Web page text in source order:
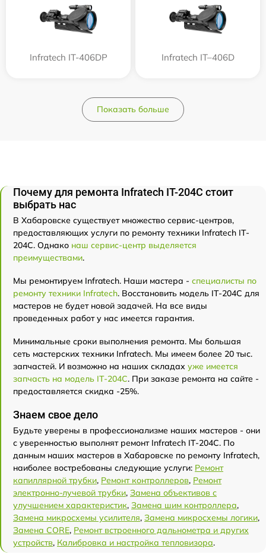
Infratech IT-406DP Infratech IT–406D
Показать больше
Почему для ремонта Infratech IT-204C стоит
выбрать нас
В Хабаровске существует множество сервис-центров,
предоставляющих услуги по ремонту техники Infratech IT-
204C. Однако наш сервис-центр выделяется
преимуществами.
Мы ремонтируем Infratech. Наши мастера - специалисты по
ремонту техники Infratech. Восстановить модель IT-204C для
мастеров не будет новой задачей. На все виды
проведенных работ у нас имеется гарантия.
Минимальные сроки выполнения ремонта. Мы большая
сеть мастерских техники Infratech. Мы имеем более 20 тыс.
запчастей. И возможно на наших складах уже имеется
запчасть на модель IT-204C. При заказе ремонта на сайте -
предоставляется скидка -25%.
Знаем свое дело
Будьте уверены в профессионализме наших мастеров - они
с уверенностью выполнят ремонт Infratech IT-204C. По
данным наших мастеров в Хабаровске по ремонту Infratech,
наиболее востребованы следующие услуги: Ремонт
капиллярной трубки, Ремонт контроллеров, Ремонт
электронно-лучевой трубки, Замена объективов с
улучшением характеристик, Замена шим контроллера,
Замена микросхемы усилителя, Замена микросхемы логики,
Замена CORE, Ремонт встроенного дальнометра и других
устройств, Калибровка и настройка тепловизора.